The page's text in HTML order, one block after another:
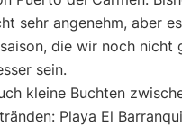
sehr angenehm, aber
die wir noch nicht
sein.
kleine Buchten
Playa El